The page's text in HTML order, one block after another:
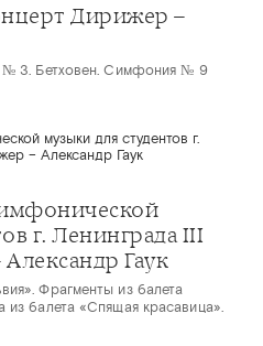
Дирижер –
№ 3. Бетховен. Симфония № 9
г. Ленинграда III
Гаук
Фрагменты из балета
из балета «Спящая красавица».